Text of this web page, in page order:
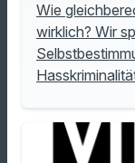
Wie
wirklich? Wir